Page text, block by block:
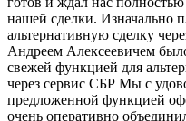
нашей сделки. Изначально
альтернативную сделку
Андреем Алексеевичем
свежей функцией для
через сервис СБР Мы с
предложенной функцией
очень оперативно